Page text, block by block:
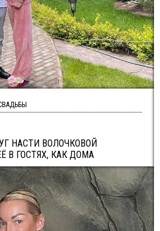
НАСТИ ВОЛОЧКОВОЙ
В ГОСТЯХ, КАК ДОМА